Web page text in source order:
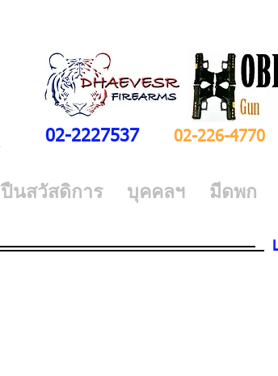
02-226-4770
02-2227537
ปืนสวัสดิการ บุคคลฯ มีดพก